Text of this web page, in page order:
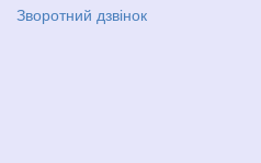
Зворотний дзвінок